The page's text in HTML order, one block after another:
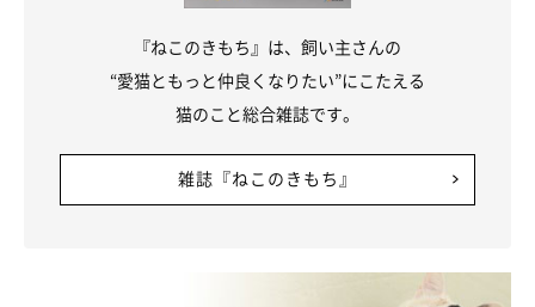
『ねこのきもち』は、飼い主さんの
“愛猫ともっと仲良くなりたい”にこたえる
猫のこと総合雑誌です。
雑誌『ねこのきもち』